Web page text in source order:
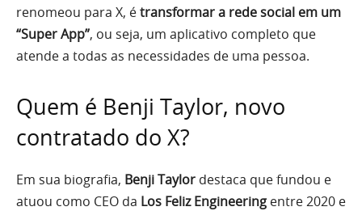
renomeou para X, étransformar a rede social em um
“Super App”, ou seja, um aplicativo completo que
atende a todas as necessidades de uma pessoa.
Quem é Benji Taylor, novo
contratado do X?
Em sua biografia, Benji Taylor destaca que fundou e
atuou como CEO da Los Feliz Engineering entre 2020 e